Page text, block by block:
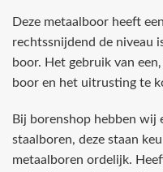
Deze metaalboor heeft
rechtssnijdend de niveau
boor. Het gebruik van
boor en het uitrusting te
Bij borenshop hebben wij
staalboren, deze staan
metaalboren ordelijk.